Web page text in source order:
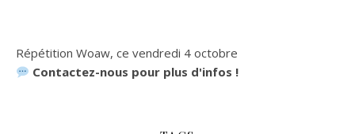
Répétition Woaw, ce vendredi 4 octobre
Contactez-nous pour plus d'infos !